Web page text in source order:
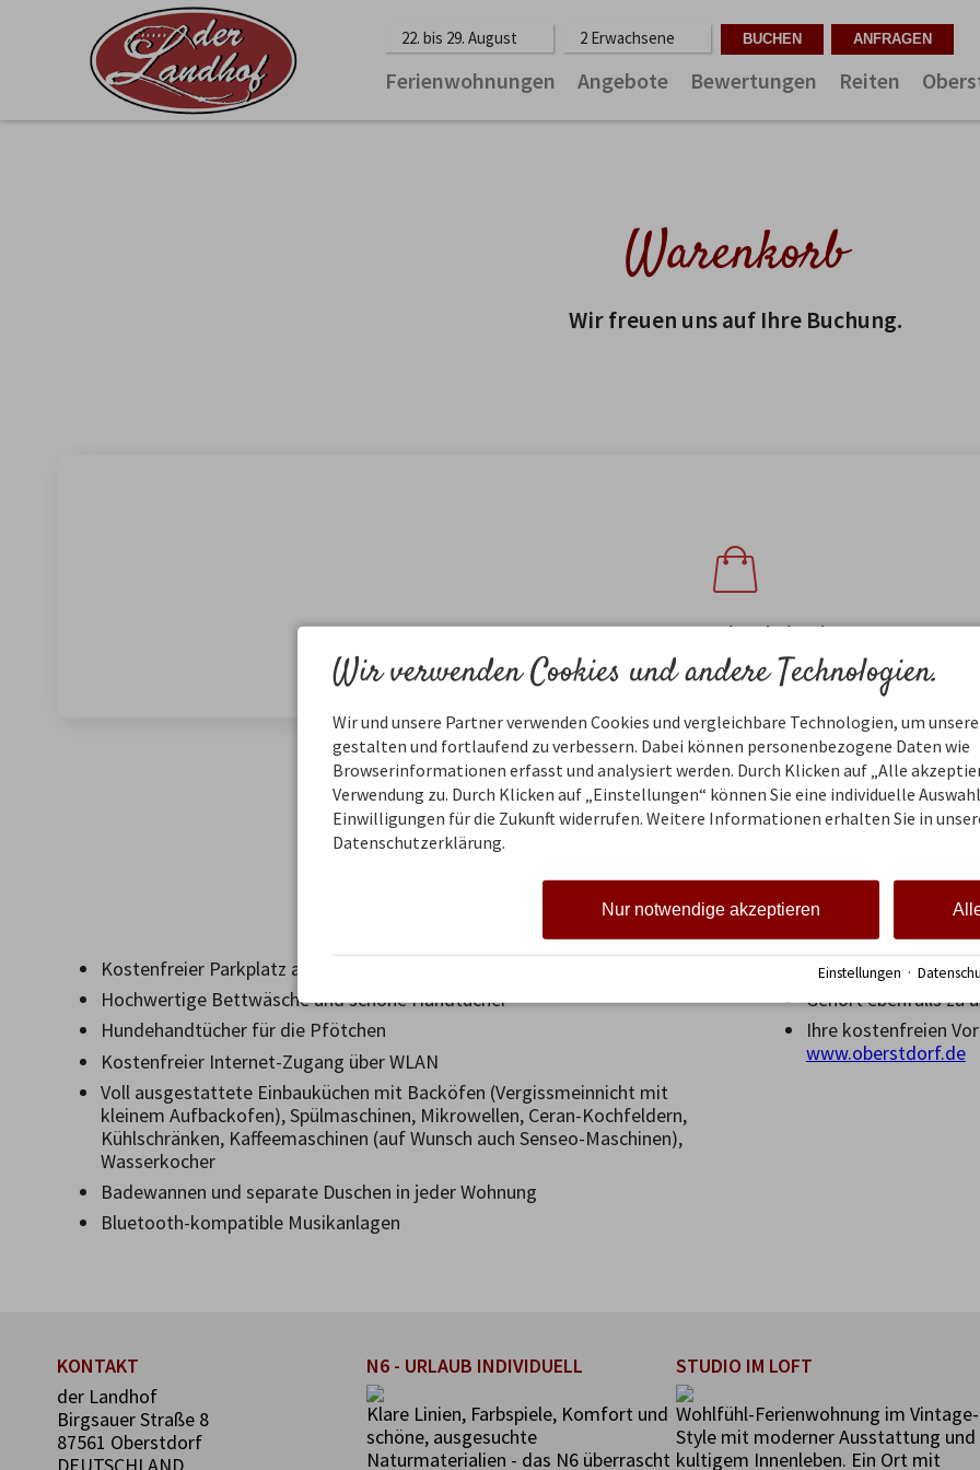
22. bis 29. August 2 Erwachsene
Ferienwohnungen Angebote Bewertungen Reiten
Warenkorb
Wir freuen uns auf Ihre Buchung.
Der Warenkorb ist leer
Exklusiv für Sie, sind bei uns
Während Ihres Aufenthaltes auf dem Landhof sind für
Kostenfreier Parkplatz am Haus
Hochwertige Bettwäsche und schöne Handtücher
Hundehandtücher für die Pfötchen
Kostenfreier Internet-Zugang über WLAN
Voll ausgestattete Einbauküchen mit Backöfen (Vergissmeinnicht mit
kleinem Aufbackofen), Spülmaschinen, Mikrowellen, Ceran-Kochfeldern,
Kühlschränken, Kaffeemaschinen (auf Wunsch auch Senseo-Maschinen),
Wasserkocher
Badewannen und separate Duschen in jeder Wohnung
Bluetooth-kompatible Musikanlagen
Kinderbett und -
Gehört ebenfalls zu
Ihre kostenfreien
www.oberstdorf.de
KONTAKT
der Landhof
Birgsauer Straße 8
87561 Oberstdorf
N6 - URLAUB INDIVIDUELL
Klare Linien, Farbspiele, Komfort und
schöne, ausgesuchte
Naturmaterialien - das N6 überrascht
STUDIO IM LOFT
Wohlfühl-Ferienwohnung im Vintage-
Style mit moderner Ausstattung und
kultigem Innenleben. Ein Ort mit
Wir verwenden Cookies und andere Technologien.
Wir und unsere Partner verwenden Cookies und vergleichbare Technologien, um
gestalten und fortlaufend zu verbessern. Dabei können personenbezogene Daten wie
Browserinformationen erfasst und analysiert werden. Durch Klicken auf „Alle
Verwendung zu. Durch Klicken auf „Einstellungen“ können Sie eine individuelle
Einwilligungen für die Zukunft widerrufen. Weitere Informationen erhalten Sie in
Datenschutzerklärung.
Nur notwendige akzeptieren
Einstellungen ·